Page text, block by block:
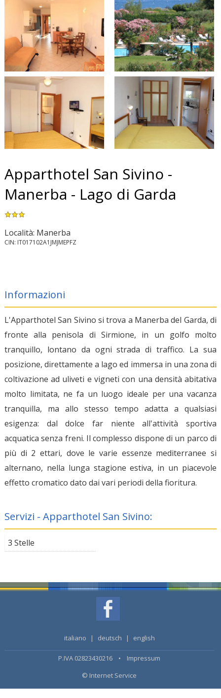
Apparthotel San Sivino -
Manerba - Lago di Garda
Località: Manerba
CIN: IT017102A1JMJMEPFZ
Informazioni
L'Apparthotel San Sivino si trova a Manerba del Garda, di
fronte alla penisola di Sirmione, in un golfo molto
tranquillo, lontano da ogni strada di traffico. La sua
posizione, direttamente a lago ed immersa in una zona di
coltivazione ad uliveti e vigneti con una densità abitativa
molto limitata, ne fa un luogo ideale per una vacanza
tranquilla, ma allo stesso tempo adatta a qualsiasi
esigenza: dal dolce far niente all'attività sportiva
acquatica senza freni. Il complesso dispone di un parco di
più di 2 ettari, dove le varie essenze mediterranee si
alternano, nella lunga stagione estiva, in un piacevole
effetto cromatico dato dai vari periodi della fioritura.
Servizi - Apparthotel San Sivino:
3 Stelle
italiano | deutsch | english
P.IVA 02823430216 • Impressum
© Internet Service